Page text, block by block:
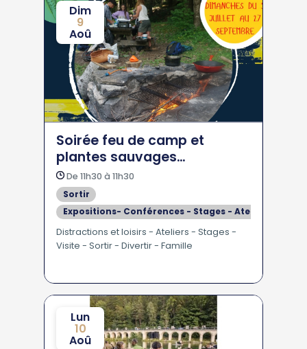
Dim
9
Aoû
Soirée feu de camp et
plantes sauvages
comestibles à Crots
De 11h30 à 11h30
Sortir
Expositions- Conférences - Stages - Ateliers
Se divertir
En Famille - Pour les Enfants
Distractions et loisirs - Ateliers - Stages -
Visite - Sortir - Divertir - Famille
Lun
10
Aoû